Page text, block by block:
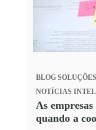
BLOG
NOTÍCIAS
As
quando a